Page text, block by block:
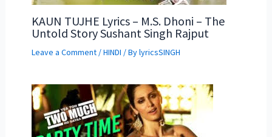
KAUN TUJHE Lyrics – M.S. Dhoni – The
Untold Story Sushant Singh Rajput
Leave a Comment /HINDI / BylyricsSINGH